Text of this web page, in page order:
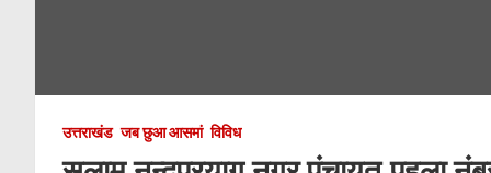
उत्तराखंड जब छुआ आसमां विविध